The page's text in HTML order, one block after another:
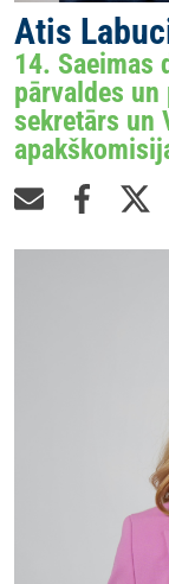
Atis
14. Saeimas
pārvaldes
sekretārs un